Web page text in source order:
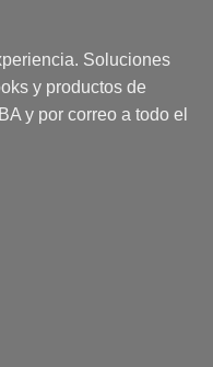
Soluciones
y productos de
y por correo a todo el